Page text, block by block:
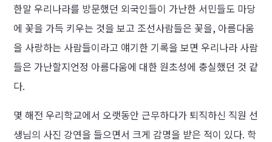
한말 우리나라를 방문했던 외국인들이 가난한 서민들도 마당
에 꽃을 가득 키우는 것을 보고 조선사람들은 꽃을, 아름다움
을 사랑하는 사람들이라고 얘기한 기록을 보면 우리나라 사람
들은 가난할지언정 아름다움에 대한 원초성에 충실했던 것 같
다.
몇 해전 우리학교에서 오랫동안 근무하다가 퇴직하신 직원 선
생님의 사진 강연을 들으면서 크게 감명을 받은 적이 있다. 학